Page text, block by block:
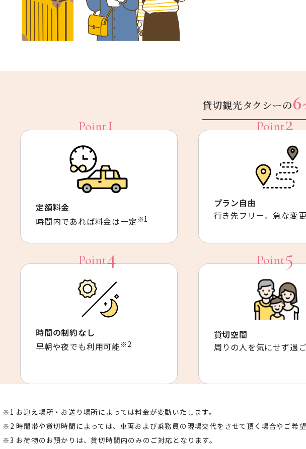
貸切観光タクシーの6
定額料金
時間内であれば料金は一定 ※1
プラン自由
行き先フリー。急な変
時間の制約なし
早朝や夜でも利用可能※2
貸切空間
周りの人を気にせず過
お迎え場所・お送り場所によっては料金が変動いたします。
時間帯や貸切時間によっては、車両および乗務員の現場交代をさせて頂く場合やご希
お荷物のお預かりは、貸切時間内のみのご対応となります。